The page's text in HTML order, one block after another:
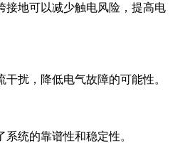
接地可以减少触电风险，提高电
扰，降低电气故障的可能性。
统的靠谱性和稳定性。